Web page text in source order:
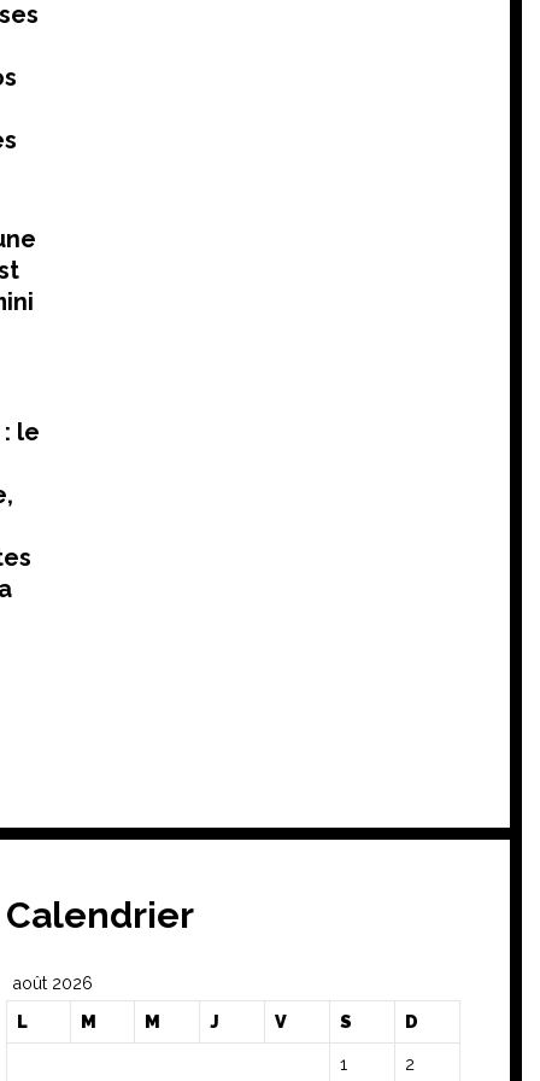
le
Calendrier
août 2026
L
M M J V S D
1 2